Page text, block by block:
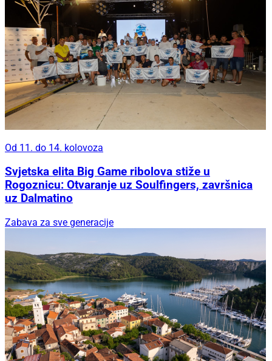
Od 11. do 14. kolovoza
Svjetska elita Big Game ribolova stiže u
Rogoznicu: Otvaranje uz Soulfingers, završnica
uz Dalmatino
Zabava za sve generacije